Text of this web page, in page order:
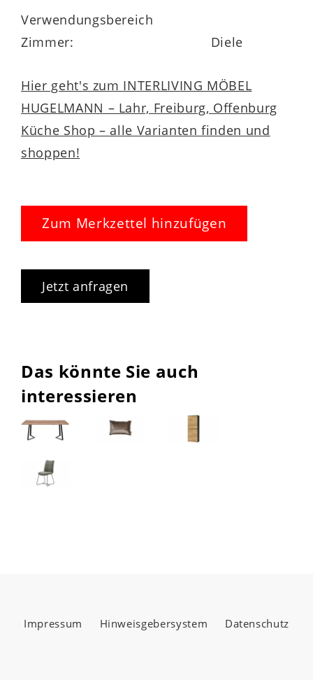
Verwendungsbereich
Zimmer:
Diele
Hier geht's zum INTERLIVING MÖBEL
HUGELMANN – Lahr, Freiburg, Offenburg
Küche Shop – alle Varianten finden und
shoppen!
Zum Merkzettel hinzufügen
Jetzt anfragen
Das könnte Sie auch
interessieren
Impressum Hinweisgebersystem Datenschutz